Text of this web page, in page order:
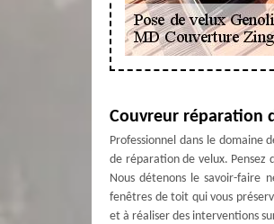
Couvreur réparation
Professionnel dans le domaine
de réparation de velux. Pensez
Nous détenons le savoir-faire
fenêtres de toit qui vous
et à réaliser des interventions